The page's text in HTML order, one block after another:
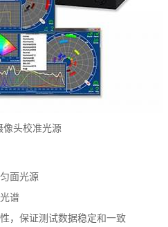
像头校准光源
面光源
谱
，保证测试数据稳定和一致